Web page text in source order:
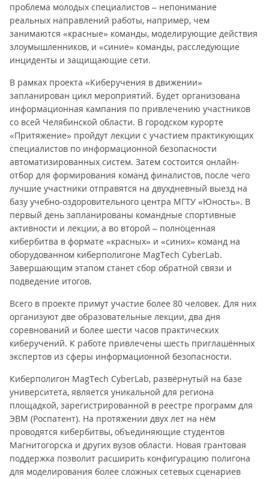
проблема молодых специалистов – непонимание
реальных направлений работы, например, чем
занимаются «красные» команды, моделирующие действия
злоумышленников, и «синие» команды, расследующие
инциденты и защищающие сети.
В рамках проекта «Киберучения в движении»
запланирован цикл мероприятий. Будет организована
информационная кампания по привлечению участников
со всей Челябинской области. В городском курорте
«Притяжение» пройдут лекции с участием практикующих
специалистов по информационной безопасности
автоматизированных систем. Затем состоится онлайн-
отбор для формирования команд финалистов, после чего
лучшие участники отправятся на двухдневный выезд на
базу учебно-оздоровительного центра МГТУ «Юность». В
первый день запланированы командные спортивные
активности и лекции, а во второй – полноценная
кибербитва в формате «красных» и «синих» команд на
оборудованном киберполигоне MagTech CyberLab.
Завершающим этапом станет сбор обратной связи и
подведение итогов.
Всего в проекте примут участие более 80 человек. Для них
организуют две образовательные лекции, два дня
соревнований и более шести часов практических
киберучений. К работе привлечены шесть приглашённых
экспертов из сферы информационной безопасности.
Киберполигон MagTech CyberLab, развёрнутый на базе
университета, является уникальной для региона
площадкой, зарегистрированной в реестре программ для
ЭВМ (Рос­патент). На протяжении двух лет на нём
проводятся кибербитвы, объединяющие студентов
Магнитогорска и других вузов области. Новая грантовая
поддержка позволит расширить конфигурацию полигона
для моделирования более сложных сетевых сценариев